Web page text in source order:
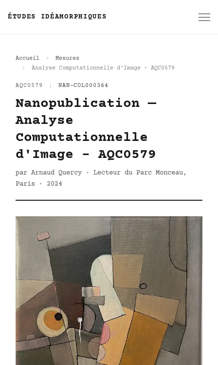
ÉTUDES IDÉAMORPHIQUES
Accueil
Mesures
Analyse Computationnelle d'Image - AQC0579
AQC0579 NAN-COL000364
Nanopublication —
Analyse
Computationnelle
d'Image - AQC0579
par Arnaud Quercy · Lecteur du Parc Monceau,
Paris · 2024